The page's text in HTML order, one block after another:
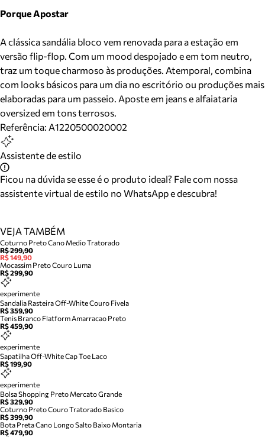
Porque Apostar
A clássica sandália bloco vem renovada para a estação em
versão flip-flop. Com um mood despojado e em tom neutro,
traz um toque charmoso às produções. Atemporal, combina
com looks básicos para um dia no escritório ou produções mais
elaboradas para um passeio. Aposte em jeans e alfaiataria
oversized em tons terrosos.
Referência: A1220500020002
Assistente de estilo
Ficou na dúvida se esse é o produto ideal? Fale com nossa
assistente virtual de estilo no WhatsApp e descubra!
VEJA TAMBÉM
Coturno Preto Cano Medio Tratorado
R$ 299,90
R$ 149,90
Mocassim Preto Couro Luma
R$ 299,90
experimente
Sandalia Rasteira Off-White Couro Fivela
R$ 359,90
Tenis Branco Flatform Amarracao Preto
R$ 459,90
experimente
Sapatilha Off-White Cap Toe Laco
R$ 199,90
experimente
Bolsa Shopping Preto Mercato Grande
R$ 329,90
Coturno Preto Couro Tratorado Basico
R$ 399,90
Bota Preta Cano Longo Salto Baixo Montaria
R$ 479,90